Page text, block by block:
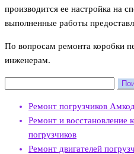
производится ее настройка на
выполненные работы
По вопросам ремонта коробки
инженерам.
Ремонт погрузчиков
Ремонт и восстановление
погрузчиков
Ремонт двигателей